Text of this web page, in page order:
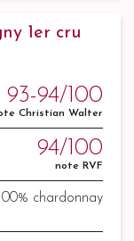
1er cru
93-94/100
Christian Walter
94/100
note RVF
100% chardonnay